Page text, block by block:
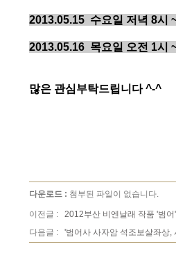
2013.05.15 수요일 저녁 8시
2013.05.16 목요일 오전 1시
많은 관심부탁드립니다 ^-^
다운로드 : 첨부된 파일이 없습니다.
이전글 : 2012부산 비엔날래 작품 '범
다음글 : '범어사 사자암 석조보살좌상,